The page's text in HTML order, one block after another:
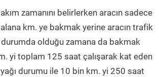
zamanını belirlerken aracın sadece
km. ye bakmak yerine aracın trafik
durumda olduğu zamana da bakmak
yi toplam 125 saat çalışarak kat eden
durumu ile 10 bin km. yi 250 saat